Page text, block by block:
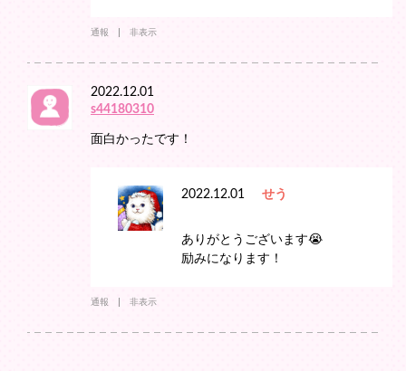
通報 非表示
2022.12.01
s44180310
面白かったです！
2022.12.01 せう
ありがとうございます😭
励みになります！
通報 非表示